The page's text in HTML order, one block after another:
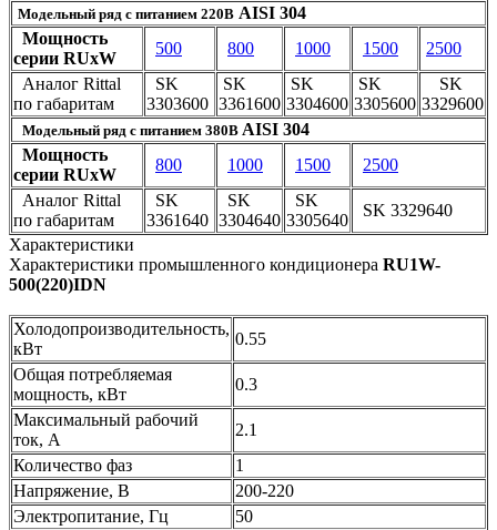
Модельный ряд с питанием 220В AISI 304
Мощность
серии RUxW
500 800 1000 1500
2500
Аналог Rittal
по габаритам
SK
3303600
SK
3361600
SK
3304600
SK
3305600
SK
3329600
Модельный ряд с питанием 380В AISI 304
Мощность
серии RUxW
800 1000 1500
2500
Аналог Rittal
по габаритам
SK
3361640
SK
3304640
SK
3305640
SK 3329640
Характеристики
Характеристики промышленного кондиционера RU1W-
500(220)IDN
Холодопроизводительность,
кВт
0.55
Общая потребляемая
мощность, кВт
0.3
Максимальный рабочий
ток, А
2.1
Количество фаз
1
Напряжение, В
200-220
Электропитание, Гц
50